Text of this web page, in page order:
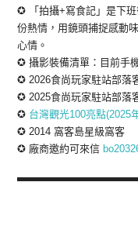
✪ 「拍攝+寫食記」是下
份熱情，用鏡頭捕捉感動
心情。
✪ 攝影裝備清單：目前手
✪ 2026食尚玩家駐站部落
✪ 2025食尚玩家駐站部落
✪ 台灣觀光100亮點(2025
✪ 2014 窩客島星級窩客
✪ 廠商邀約可來信